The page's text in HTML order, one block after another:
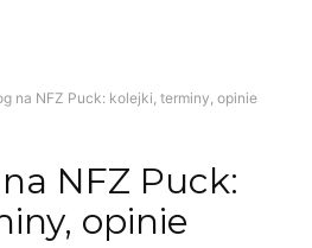
na NFZ Puck: kolejki, terminy, opinie
NFZ Puck:
opinie